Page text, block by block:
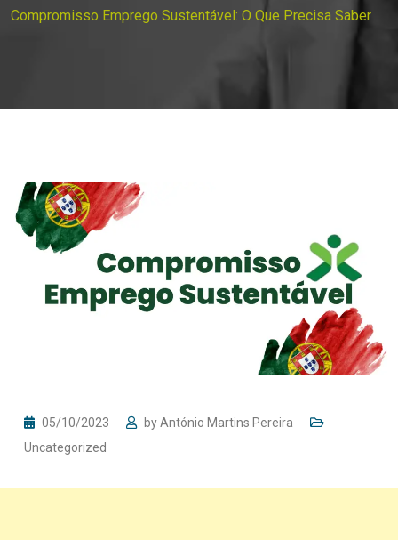
Compromisso Emprego Sustentável: O Que Precisa Saber
05/10/2023 byAntónio Martins Pereira
Uncategorized